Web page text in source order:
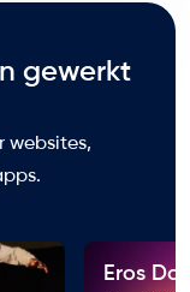
gewerkt
websites,
Eros